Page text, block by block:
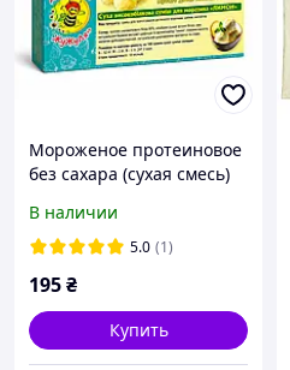
Мороженое протеиновое
без сахара (сухая смесь)
В наличии
5.0 (1)
195₴
Купить